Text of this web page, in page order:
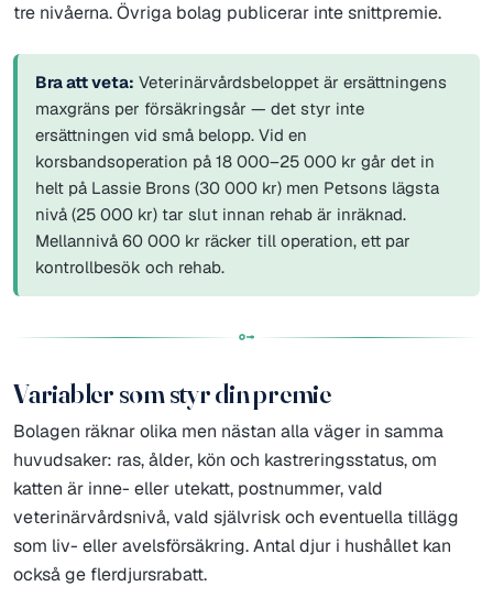
tre nivåerna. Övriga bolag publicerar inte snittpremie.
Bra att veta: Veterinärvårdsbeloppet är ersättningens
maxgräns per försäkringsår — det styr inte
ersättningen vid små belopp. Vid en
korsbandsoperation på 18 000–25 000 kr går det in
helt på Lassie Brons (30 000 kr) men Petsons lägsta
nivå (25 000 kr) tar slut innan rehab är inräknad.
Mellannivå 60 000 kr räcker till operation, ett par
kontrollbesök och rehab.
Variabler som styr din premie
Bolagen räknar olika men nästan alla väger in samma
huvudsaker: ras, ålder, kön och kastreringsstatus, om
katten är inne- eller utekatt, postnummer, vald
veterinärvårdsnivå, vald självrisk och eventuella tillägg
som liv- eller avelsförsäkring. Antal djur i hushållet kan
också ge flerdjursrabatt.